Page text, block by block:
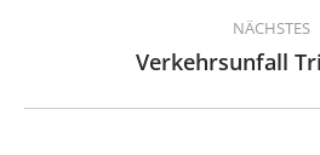
NÄCHSTES
Verkehrsunfall